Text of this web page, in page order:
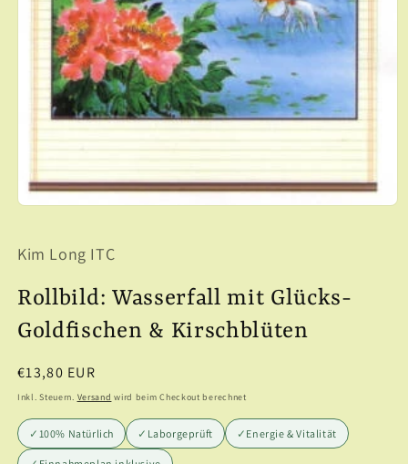
Modal
Kim Long ITC
Rollbild: Wasserfall mit Glücks-
Goldfischen & Kirschblüten
Normaler
Preis
€13,80 EUR
Inkl. Steuern. Versand wird beim Checkout berechnet
✓ 100% Natürlich ✓ Laborgeprüft ✓ Energie & Vitalität